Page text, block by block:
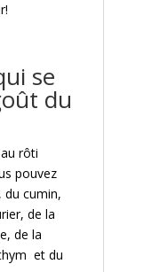
se
du
rôti
pouvez
du cumin,
de la
de la
et du